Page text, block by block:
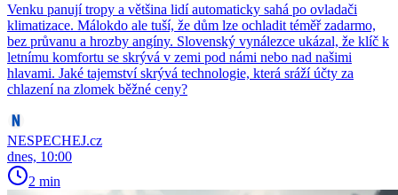
Venku panují tropy a většina lidí automaticky sahá po ovladači
klimatizace. Málokdo ale tuší, že dům lze ochladit téměř zadarmo,
bez průvanu a hrozby angíny. Slovenský vynálezce ukázal, že klíč k
letnímu komfortu se skrývá v zemi pod námi nebo nad našimi
hlavami. Jaké tajemství skrývá technologie, která sráží účty za
chlazení na zlomek běžné ceny?
NESPECHEJ.cz
dnes, 10:00
2 min